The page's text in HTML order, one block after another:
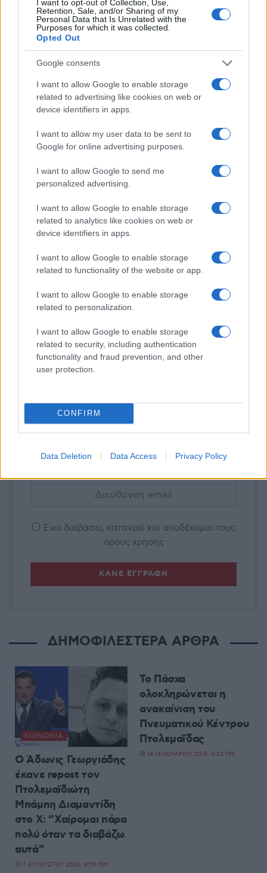
I want to opt-out of Collection, Use,
Retention, Sale, and/or Sharing of my
Personal Data that Is Unrelated with the
Purposes for which it was collected.
Opted Out
Google consents
I want to allow Google to enable storage
related to advertising like cookies on web or
device identifiers in apps.
I want to allow my user data to be sent to
Google for online advertising purposes.
I want to allow Google to send me
personalized advertising.
I want to allow Google to enable storage
related to analytics like cookies on web or
device identifiers in apps.
I want to allow Google to enable storage
related to functionality of the website or app.
I want to allow Google to enable storage
related to personalization.
I want to allow Google to enable storage
related to security, including authentication
functionality and fraud prevention, and other
user protection.
CONFIRM
Data Deletion Data Access Privacy Policy
Η ημερήσια ενημέρωσή σου
E-PTOLEMEOS.GR
NEWSLETTER
Έχω διαβάσει, κατανοώ και αποδέχομαι τους
όρους χρήσης
ΔΗΜΟΦΙΛΕΣΤΕΡΑ ΑΡΘΡΑ
ΚΟΙΝΩΝΊΑ
Ο Άδωνις Γεωργιάδης
έκανε repost τον
Πτολεμαϊδιώτη
Μπάμπη Διαμαντίδη
στο X: “Χαίρομαι πάρα
πολύ όταν τα διαβάζω
αυτά”
7 ΑΥΓΟΎΣΤΟΥ 2026, 6:59 ΜΜ
Το Πάσχα
ολοκληρώνεται η
ανακαίνιση του
Πνευματικού Κέντρου
Πτολεμαΐδας
14 ΙΑΝΟΥΑΡΊΟΥ 2015, 6:23 ΠΜ